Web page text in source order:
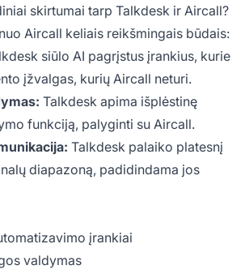
skirtumai tarp Talkdesk ir Aircall?
Aircall keliais reikšmingais būdais:
siūlo AI pagrįstus įrankius, kurie
įžvalgas, kurių Aircall neturi.
Talkdesk apima išplėstinę
funkciją, palyginti su Aircall.
Talkdesk palaiko platesnį
diapazoną, padidindama jos
įrankiai
valdymas